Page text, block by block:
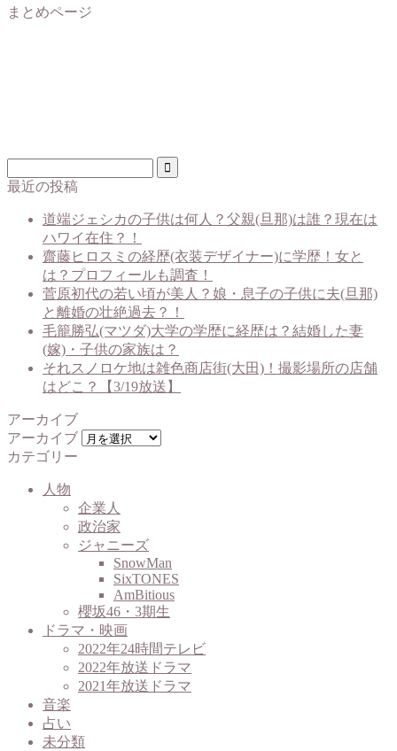
まとめページ
最近の投稿
道端ジェシカの子供は何人？父親(旦那)は誰？現在は
ハワイ在住？！
齋藤ヒロスミの経歴(衣装デザイナー)に学歴！女と
は？プロフィールも調査！
菅原初代の若い頃が美人？娘・息子の子供に夫(旦那)
と離婚の壮絶過去？！
毛籠勝弘(マツダ)大学の学歴に経歴は？結婚した妻
(嫁)・子供の家族は？
それスノロケ地は雑色商店街(大田)！撮影場所の店舗
はどこ？【3/19放送】
アーカイブ
アーカイブ
カテゴリー
人物
企業人
政治家
ジャニーズ
SnowMan
SixTONES
AmBitious
櫻坂46・3期生
ドラマ・映画
2022年24時間テレビ
2022年放送ドラマ
2021年放送ドラマ
音楽
占い
未分類